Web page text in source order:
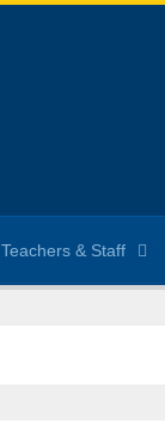
Teachers & Staff